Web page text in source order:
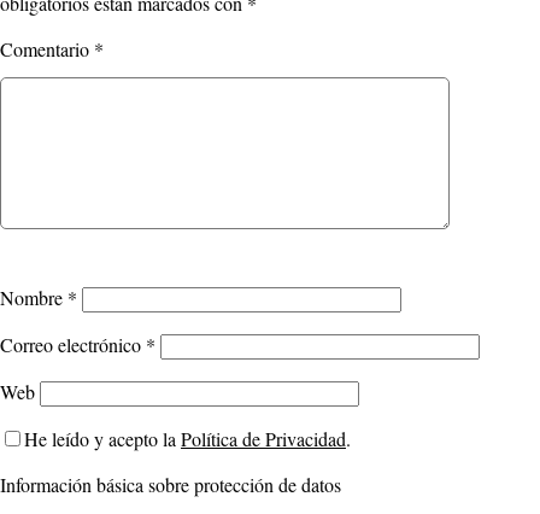
Comentario *
Nombre *
Correo electrónico *
Web
He leído y acepto la Política de Privacidad.
Información básica sobre protección de datos